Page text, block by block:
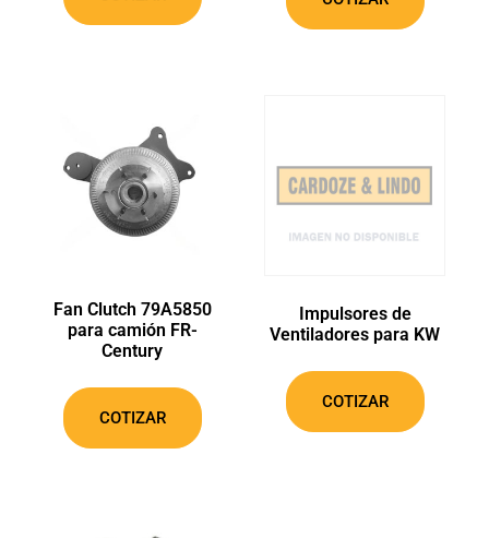
Fan Clutch 79A5850
para camión FR-
Century
COTIZAR
Impulsores de
Ventiladores para KW
COTIZAR